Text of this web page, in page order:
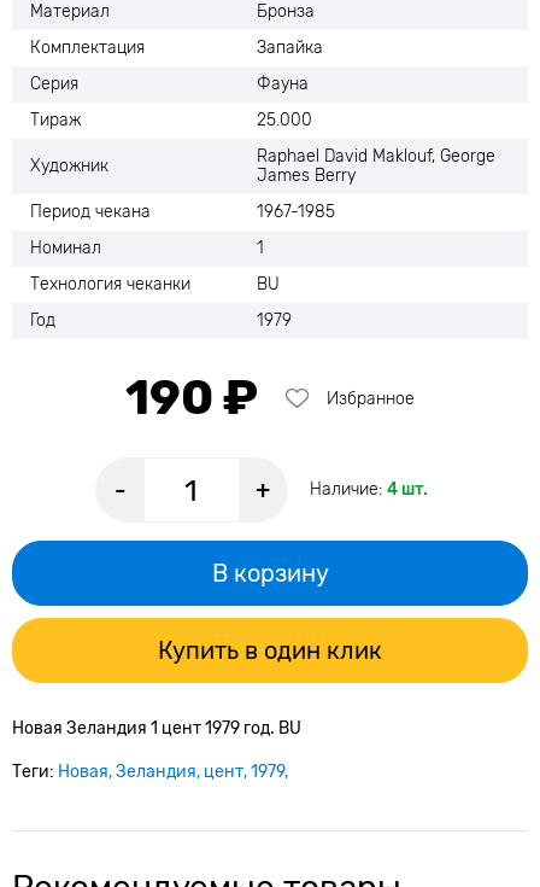
Материал
Бронза
Комплектация
Запайка
Серия
Фауна
Тираж
25.000
Художник
Raphael David Maklouf, George
James Berry
Период чекана
1967-1985
Номинал
1
Технология чеканки
BU
Год
1979
190 ₽ Избранное
- + Наличие: 4 шт.
В корзину
Купить в один клик
Новая Зеландия 1 цент 1979 год. BU
Теги: Новая Зеландия цент 1979